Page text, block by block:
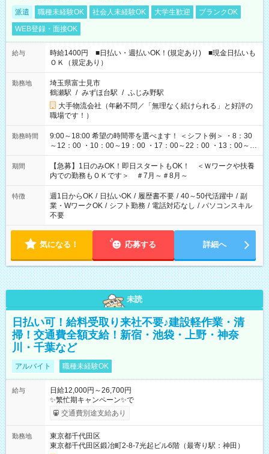
派遣 職種未経験OK 社会人未経験OK 大学生歓迎
ブランクOK
WEB登録・面接OK
給与
時給1400円 ■日払い・週払いOK！(規定あり) ■現金日払いも
ＯＫ（規定あり）
勤務地
埼玉県富士見市
鶴瀬駅 / みずほ台駅 / ふじみ野駅
大手物流会社（年齢不問／「無理なく続けられる」と好評の
職場です！）
勤務時間
9:00～18:00 希望の時間帯を選べます！ ＜シフト例＞ ・8：30
～12：00 ・10：00～19：00 ・17：00～22：00 ・13：00～
22：00 ・22：00～翌6：00 など
期間
【急募】1日のみOK！即日スタートもOK！ ＜Ｗワークや扶養
内での勤務もＯＫです＞ ＃7月～＃8月～
特徴 週1日からOK / 日払いOK / 履歴書不要 / 40～50代活躍中 / 副
業・WワークOK / シフト勤務 / 電話対応なし / パソコンスキル
不要
気になる！ 応募する 詳細へ
未読
日払い可！給料受取り来社不要♪建設軽作業・清
掃！交通費全額支給！新宿・池袋・上野・神奈
川・千葉など
アルバイト 職種未経験OK
給与
日給12,000円～26,700円
✨繁忙期キャンペーン✨で
交通費別途支給あり
勤務地
東京都千代田区
東京都千代田区鍛冶町2-8-7光起ビル6階（最寄り駅：神田）